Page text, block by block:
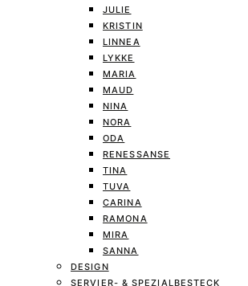
JULIE
KRISTIN
LINNEA
LYKKE
MARIA
MAUD
NINA
NORA
ODA
RENESSANSE
TINA
TUVA
CARINA
RAMONA
MIRA
SANNA
DESIGN
SERVIER- & SPEZIALBESTECK